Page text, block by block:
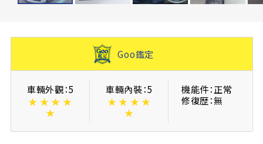
Goo鑑定
車輛外觀：5
★ ★ ★ ★
★
車輛內裝：5
★ ★ ★ ★
★
機能件：正常
修復歴：無